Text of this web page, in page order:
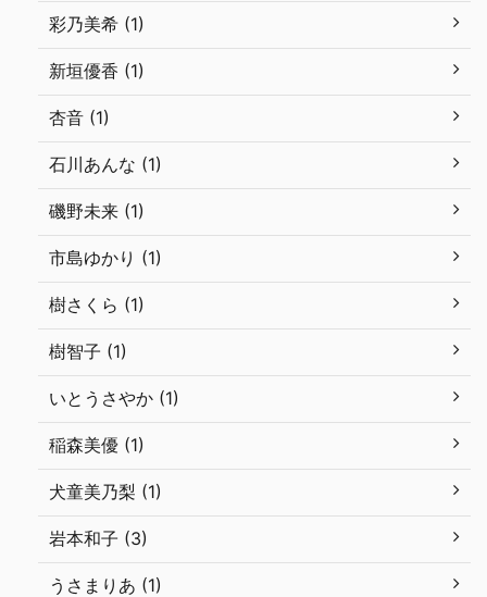
彩乃美希 (1)
新垣優香 (1)
杏音 (1)
石川あんな (1)
磯野未来 (1)
市島ゆかり (1)
樹さくら (1)
樹智子 (1)
いとうさやか (1)
稲森美優 (1)
犬童美乃梨 (1)
岩本和子 (3)
うさまりあ (1)